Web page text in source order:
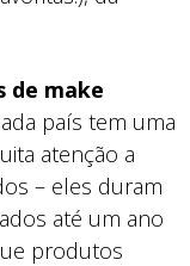
de make
país tem uma
atenção a
– eles duram
até um ano
produtos